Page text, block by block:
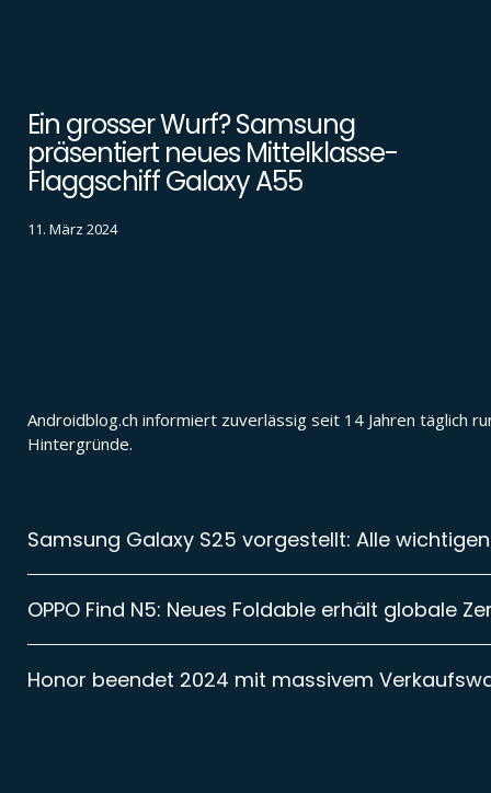
Ein grosser Wurf? Samsung
präsentiert neues Mittelklasse-
Flaggschiff Galaxy A55
11. März 2024
Androidblog.ch informiert zuverlässig seit 14 Jahren täglich
Hintergründe.
Samsung Galaxy S25 vorgestellt: Alle
OPPO Find N5: Neues Foldable erhält globale
Honor beendet 2024 mit massivem